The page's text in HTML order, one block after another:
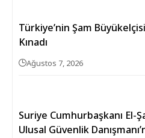
Türkiye’nin Şam Büyükelçisi
Kınadı
Ağustos 7, 2026
Suriye Cumhurbaşkanı El-
Ulusal Güvenlik